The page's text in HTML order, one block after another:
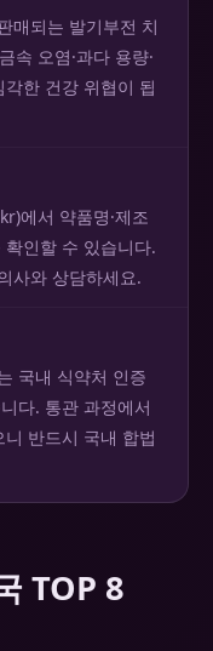
매되는 발기부전 치
속 오염·과다 용량·
한 건강 위협이 됩
에서 약품명·제조
인할 수 있습니다.
사와 상담하세요.
국내 식약처 인증
다. 통관 과정에서
반드시 국내 합법
TOP 8